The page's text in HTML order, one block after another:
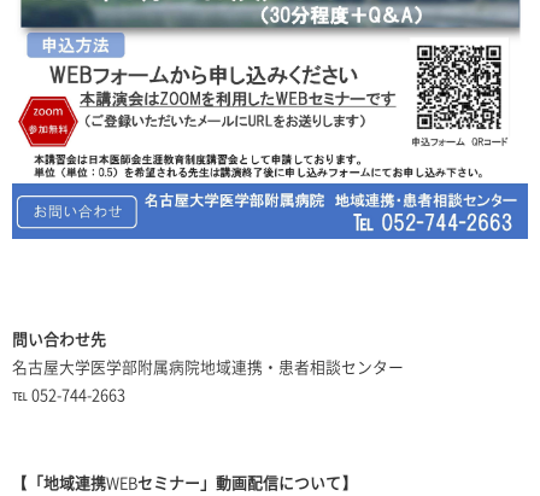
問い合わせ先
名古屋大学医学部附属病院地域連携・患者相談センター
℡ 052-744-2663
【「地域連携WEBセミナー」動画配信について】